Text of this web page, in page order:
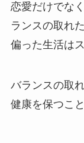
恋愛だけでな
ランスの取れ
偏った生活は
バランスの取
健康を保つこ